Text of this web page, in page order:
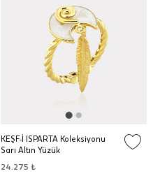
KEŞF-İ ISPARTA Koleksiyonu
Sarı Altın Yüzük
24.275 ₺